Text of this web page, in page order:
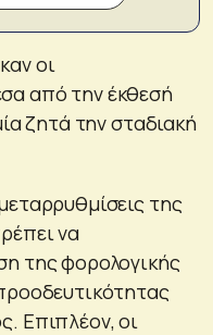
οι
από την έκθεσή
ζητά την σταδιακή
της
να
της φορολογικής
Επιπλέον, οι